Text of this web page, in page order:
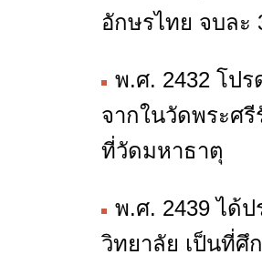
อักษรไทย จบละ
พ.ศ. 2432 โป
จากในวัดพระศ
ที่วัดมหาธาตุ
พ.ศ. 2439 ได้
วิทยาลัย เป็นที่ศึ